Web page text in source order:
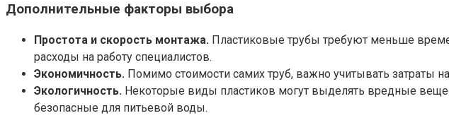
Дополнительные факторы выбора
Простота и скорость монтажа. Пластиковые трубы требуют меньше
расходы на работу специалистов.
Экономичность. Помимо стоимости самих труб, важно учитывать затраты
Экологичность. Некоторые виды пластиков могут выделять вредные
безопасные для питьевой воды.